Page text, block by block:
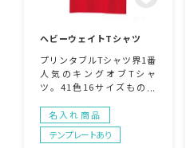
ヘビーウェイトTシャツ
プリンタブルTシャツ界1番
人気のキングオブTシャ
ツ。41色16サイズもの展
夫です。キッズ、レディー
ス、メンズのサイズ対応。
名入れ商品
テンプレートあり